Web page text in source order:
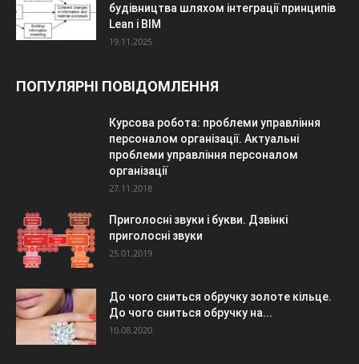
будівництва шляхом інтеграції принципів
Lean і BIM
19.11.2025
ПОПУЛЯРНІ ПОВІДОМЛЕННЯ
Курсова робота: проблеми управління
персоналом організації. Актуальні
проблеми управління персоналом
організації
27.11.2018
Приголосні звуки і букви. Дзвінкі
приголосні звуки
25.01.2019
До чого сниться обручку золоте кільце.
До чого сниться обручку на...
10.08.2020